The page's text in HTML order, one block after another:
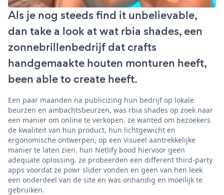
Als je nog steeds find it unbelievable,
dan take a look at wat rbia shades, een
zonnebrillenbedrijf dat crafts
handgemaakte houten monturen heeft,
been able to create heeft.
Een paar maanden na publicizing hun bedrijf op lokale
beurzen en ambachtsbeurzen, was rbia shades op zoek naar
een manier om online te verkopen. ze wanted om bezoekers
de kwaliteit van hun product, hun lichtgewicht en
ergonomische ontwerpen, op een visueel aantrekkelijke
manier te laten zien. hun Netlify bood hiervoor geen
adequate oplossing. ze probeerden een different third-party
apps voordat ze powr slider vonden en geen van hen leek
een onderdeel van de site en was onhandig en moeilijk te
gebruiken.